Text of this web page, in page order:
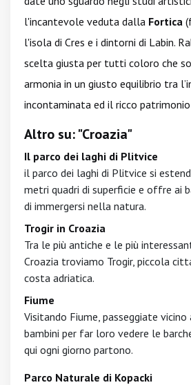
l'incantevole veduta dalla Fortica
l'isola di Cres e i dintorni di Labin.
scelta giusta per tutti coloro che
armonia in un giusto equilibrio tra
incontaminata ed il ricco
Altro su: "Croazia"
Il parco dei laghi di Plitvice
il parco dei laghi di Plitvice si
metri quadri di superficie e offre ai
di immergersi nella natura.
Trogir in Croazia
Tra le più antiche e le più
Croazia troviamo Trogir, piccola
costa adriatica.
Fiume
Visitando Fiume, passeggiate
bambini per far loro vedere le
qui ogni giorno partono.
Parco Naturale di Kopacki